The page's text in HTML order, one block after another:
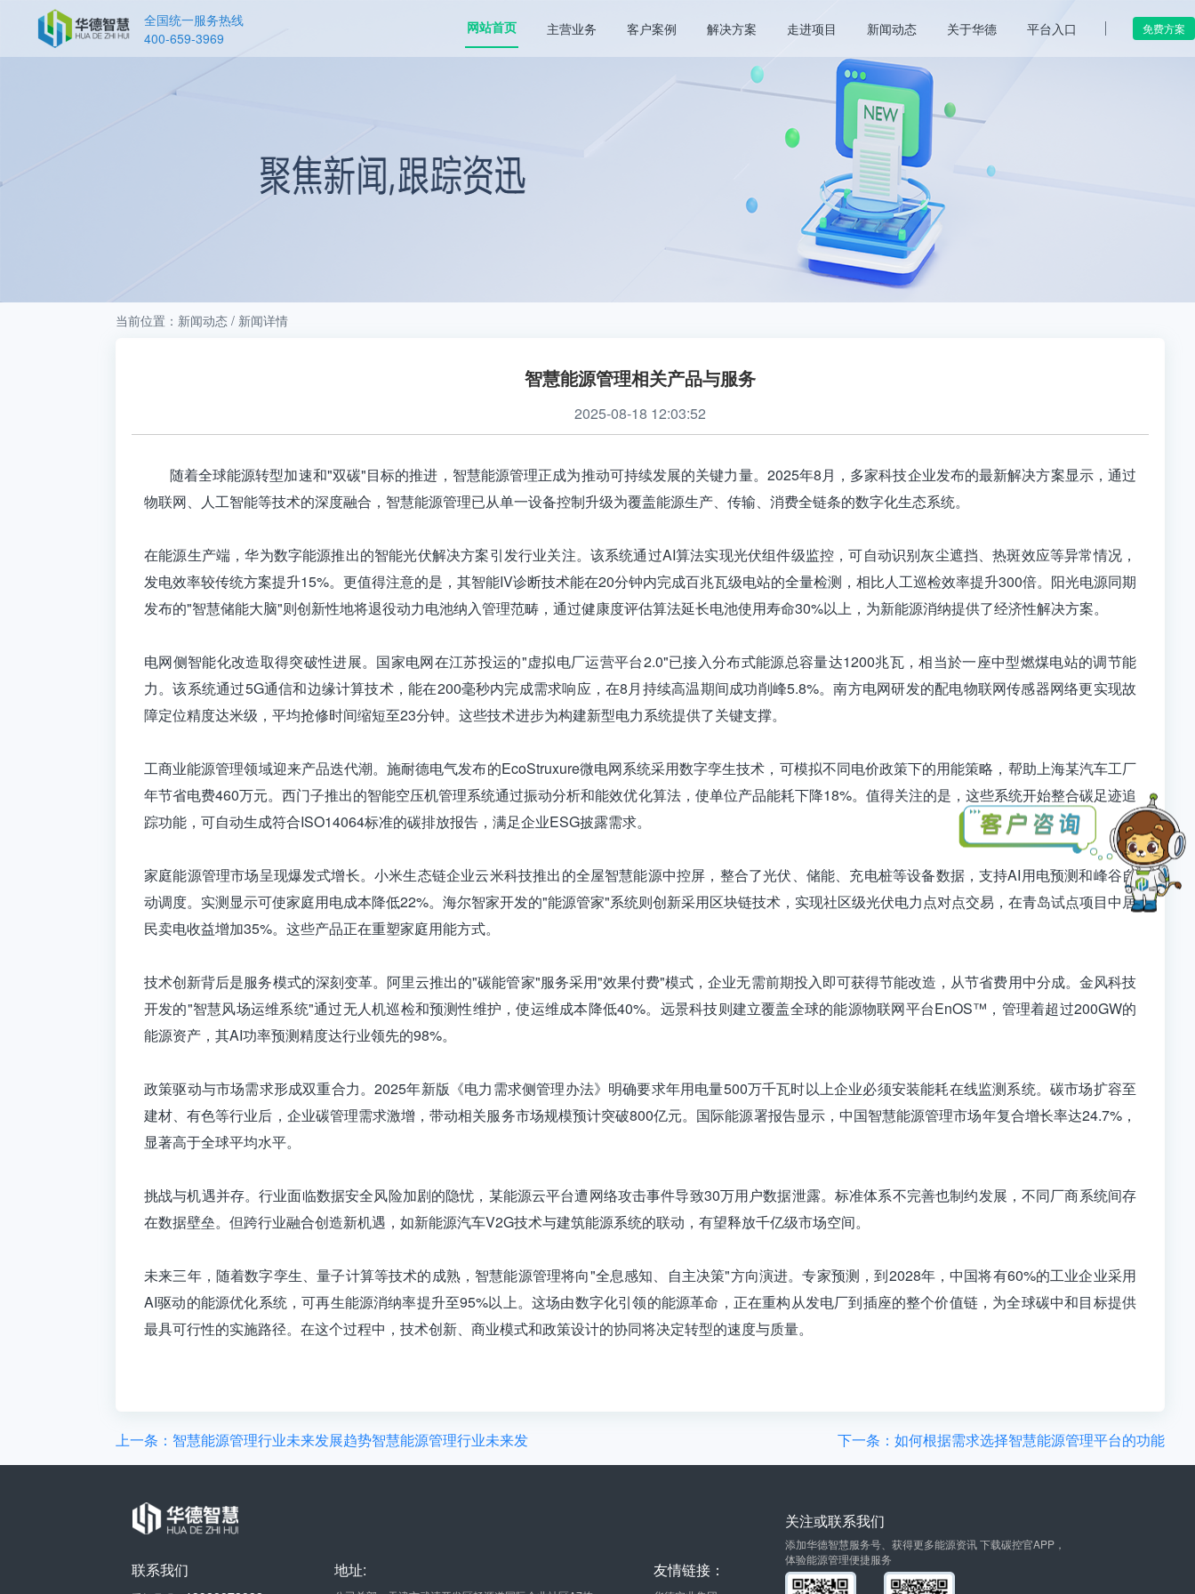
全国统一服务热线
400-659-3969
网站首页 主营业务 客户案例 解决方案 走进项目 新闻动态 关于华德 平台入口 免费方案
当前位置：新闻动态 / 新闻详情
智慧能源管理相关产品与服务
2025-08-18 12:03:52
随着全球能源转型加速和"双碳"目标的推进，智慧能源管理正成为推动可持续发展的关键力量。2025年8月，多家科技企业发布的最新解决方案显示，通过
物联网、人工智能等技术的深度融合，智慧能源管理已从单一设备控制升级为覆盖能源生产、传输、消费全链条的数字化生态系统。
在能源生产端，华为数字能源推出的智能光伏解决方案引发行业关注。该系统通过AI算法实现光伏组件级监控，可自动识别灰尘遮挡、热斑效应等异常情况，
发电效率较传统方案提升15%。更值得注意的是，其智能IV诊断技术能在20分钟内完成百兆瓦级电站的全量检测，相比人工巡检效率提升300倍。阳光电源同期
发布的"智慧储能大脑"则创新性地将退役动力电池纳入管理范畴，通过健康度评估算法延长电池使用寿命30%以上，为新能源消纳提供了经济性解决方案。
电网侧智能化改造取得突破性进展。国家电网在江苏投运的"虚拟电厂运营平台2.0"已接入分布式能源总容量达1200兆瓦，相当於一座中型燃煤电站的调节能
力。该系统通过5G通信和边缘计算技术，能在200毫秒内完成需求响应，在8月持续高温期间成功削峰5.8%。南方电网研发的配电物联网传感器网络更实现故
障定位精度达米级，平均抢修时间缩短至23分钟。这些技术进步为构建新型电力系统提供了关键支撑。
工商业能源管理领域迎来产品迭代潮。施耐德电气发布的EcoStruxure微电网系统采用数字孪生技术，可模拟不同电价政策下的用能策略，帮助上海某汽车工厂
年节省电费460万元。西门子推出的智能空压机管理系统通过振动分析和能效优化算法，使单位产品能耗下降18%。值得关注的是，这些系统开始整合碳足迹追
踪功能，可自动生成符合ISO14064标准的碳排放报告，满足企业ESG披露需求。
家庭能源管理市场呈现爆发式增长。小米生态链企业云米科技推出的全屋智慧能源中控屏，整合了光伏、储能、充电桩等设备数据，支持AI用电预测和峰谷自
动调度。实测显示可使家庭用电成本降低22%。海尔智家开发的"能源管家"系统则创新采用区块链技术，实现社区级光伏电力点对点交易，在青岛试点项目中居
民卖电收益增加35%。这些产品正在重塑家庭用能方式。
技术创新背后是服务模式的深刻变革。阿里云推出的"碳能管家"服务采用"效果付费"模式，企业无需前期投入即可获得节能改造，从节省费用中分成。金风科技
开发的"智慧风场运维系统"通过无人机巡检和预测性维护，使运维成本降低40%。远景科技则建立覆盖全球的能源物联网平台EnOS™，管理着超过200GW的
能源资产，其AI功率预测精度达行业领先的98%。
政策驱动与市场需求形成双重合力。2025年新版《电力需求侧管理办法》明确要求年用电量500万千瓦时以上企业必须安装能耗在线监测系统。碳市场扩容至
建材、有色等行业后，企业碳管理需求激增，带动相关服务市场规模预计突破800亿元。国际能源署报告显示，中国智慧能源管理市场年复合增长率达24.7%，
显著高于全球平均水平。
挑战与机遇并存。行业面临数据安全风险加剧的隐忧，某能源云平台遭网络攻击事件导致30万用户数据泄露。标准体系不完善也制约发展，不同厂商系统间存
在数据壁垒。但跨行业融合创造新机遇，如新能源汽车V2G技术与建筑能源系统的联动，有望释放千亿级市场空间。
未来三年，随着数字孪生、量子计算等技术的成熟， 智慧能源管理将向"全息感知、自主决策"方向演进。专家预测，到2028年，中国将有60%的工业企业采用
AI驱动的能源优化系统，可再生能源消纳率提升至95%以上。这场由数字化引领的能源革命，正在重构从发电厂到插座的整个价值链，为全球碳中和目标提供
最具可行性的实施路径。在这个过程中，技术创新、商业模式和政策设计的协同将决定转型的速度与质量。
上一条：智慧能源管理行业未来发展趋势智慧能源管理行业未来发 下一条：如何根据需求选择智慧能源管理平台的功能
联系我们 地址: 友情链接：
关注或联系我们
添加华德智慧服务号、获得更多能源资讯 下载碳控官APP，
体验能源管理便捷服务